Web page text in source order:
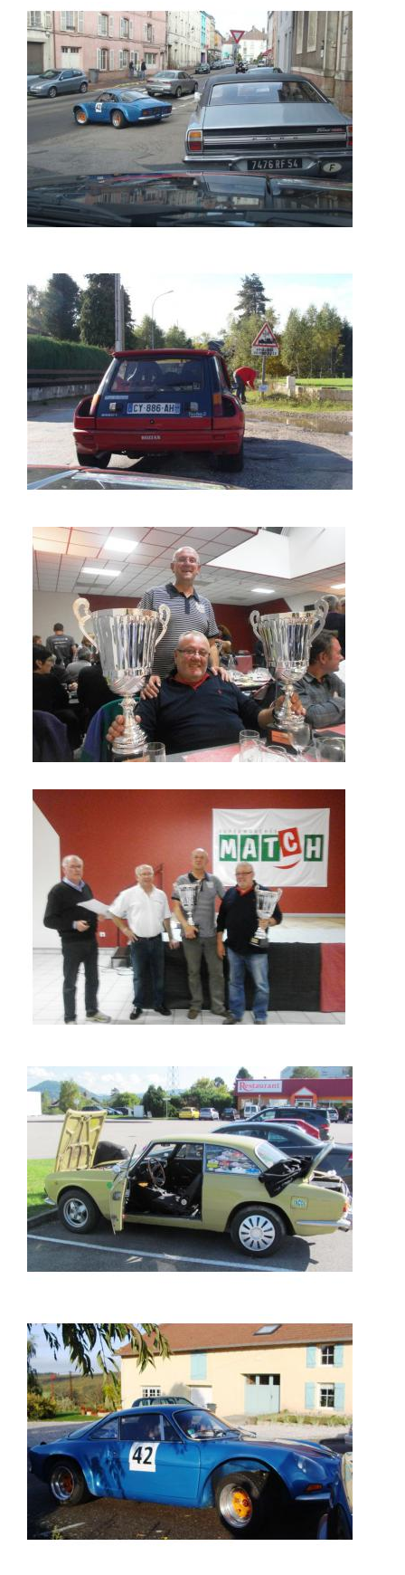
A UN CARREFOUR
PHILIPPE PREND UNE PINCE
LES HEUREUX VAINQUEURS
LE PODIUM
LA PAUSE DE MIDI
UNE ALPINE SUR LE
PARCOURS